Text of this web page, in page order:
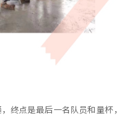
终点是最后一名队员和量杯，